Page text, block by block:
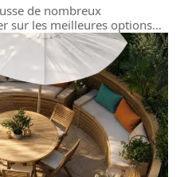
de nombreux
sur les meilleures options…